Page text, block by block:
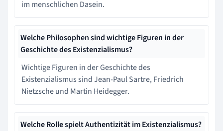
im menschlichen Dasein.
Welche Philosophen sind wichtige Figuren in der
Geschichte des Existenzialismus?
Wichtige Figuren in der Geschichte des
Existenzialismus sind Jean-Paul Sartre, Friedrich
Nietzsche und Martin Heidegger.
Welche Rolle spielt Authentizität im Existenzialismus?